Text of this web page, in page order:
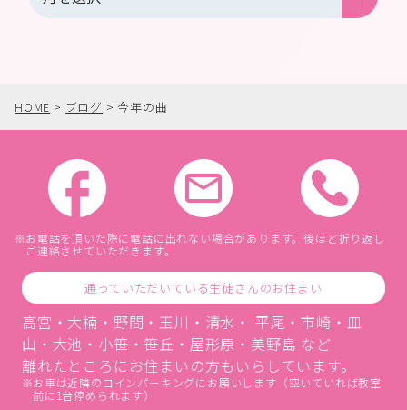
HOME > ブログ >今年の曲
お電話を頂いた際に電話に出れない場合があります。後ほど折り返し
ご連絡させていただきます。
通っていただいている生徒さんのお住まい
高宮・大楠・野間・玉川・清水・ 平尾・市崎・皿
山・大池・小笹・笹丘・屋形原・美野島 など
離れたところにお住まいの方もいらしています。
お車は近隣のコインパーキングにお願いします（空いていれば教室
前に1台停められます）